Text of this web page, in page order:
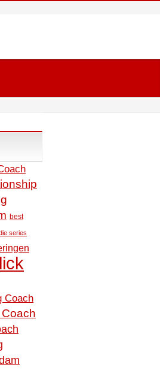
best
series
Coach